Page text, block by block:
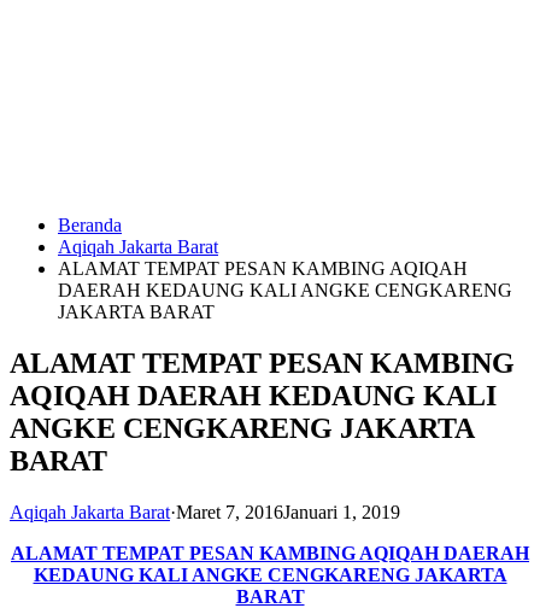
HUBUNGI
KAMI
0823
6713
Beranda
Aqiqah Jakarta Barat
ALAMAT TEMPAT PESAN KAMBING AQIQAH
DAERAH KEDAUNG KALI ANGKE CENGKARENG
JAKARTA BARAT
ALAMAT TEMPAT PESAN KAMBING
AQIQAH DAERAH KEDAUNG KALI
ANGKE CENGKARENG JAKARTA
BARAT
Aqiqah Jakarta Barat·Maret 7, 2016Januari 1, 2019
ALAMAT TEMPAT PESAN KAMBING AQIQAH DAERAH
KEDAUNG KALI ANGKE CENGKARENG JAKARTA
BARAT